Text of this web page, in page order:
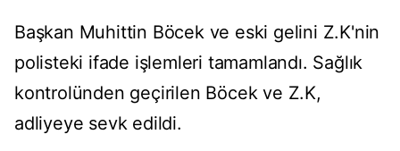
Başkan Muhittin Böcek ve eski gelini Z.K'nin
polisteki ifade işlemleri tamamlandı. Sağlık
kontrolünden geçirilen Böcek ve Z.K,
adliyeye sevk edildi.